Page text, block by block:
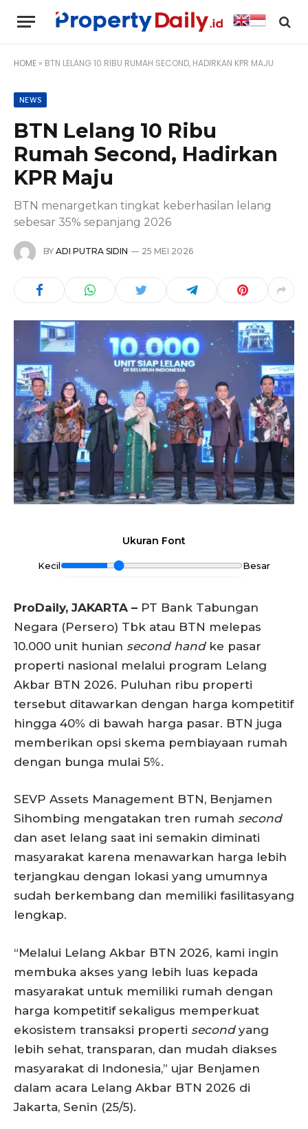
HOME » BTN LELANG 10 RIBU RUMAH SECOND, HADIRKAN KPR MAJU
NEWS
BTN Lelang 10 Ribu
Rumah Second, Hadirkan
KPR Maju
BTN menargetkan tingkat keberhasilan lelang
sebesar 35% sepanjang 2026
BY ADI PUTRA SIDIN 25 MEI 2026
Ukuran Font
Kecil Besar
ProDaily, JAKARTA – PT Bank Tabungan
Negara (Persero) Tbk atau BTN melepas
10.000 unit hunian second handke pasar
properti nasional melalui program Lelang
Akbar BTN 2026. Puluhan ribu properti
tersebut ditawarkan dengan harga kompetitif
hingga 40% di bawah harga pasar. BTN juga
memberikan opsi skema pembiayaan rumah
dengan bunga mulai 5%.
SEVP Assets Management BTN, Benjamen
Sihombing mengatakan tren rumah second
dan aset lelang saat ini semakin diminati
masyarakat karena menawarkan harga lebih
terjangkau dengan lokasi yang umumnya
sudah berkembang dan memiliki fasilitasyang
lengkap.
“Melalui Lelang Akbar BTN 2026, kami ingin
membuka akses yang lebih luas kepada
masyarakat untuk memiliki rumah dengan
harga kompetitif sekaligus memperkuat
ekosistem transaksi properti secondyang
lebih sehat, transparan, dan mudah diakses
masyarakat di Indonesia,” ujar Benjamen
dalam acara Lelang Akbar BTN 2026 di
Jakarta, Senin (25/5).